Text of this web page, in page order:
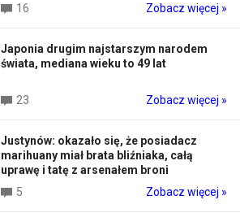
16
Zobacz więcej »
Japonia drugim najstarszym narodem
świata, mediana wieku to 49 lat
23 Zobacz więcej »
Justynów: okazało się, że posiadacz
marihuany miał brata bliźniaka, całą
uprawę i tatę z arsenałem broni
5
Zobacz więcej »